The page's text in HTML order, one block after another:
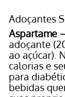
Adoçantes
Aspartame
adoçante
ao açúcar).
calorias e
para
bebidas